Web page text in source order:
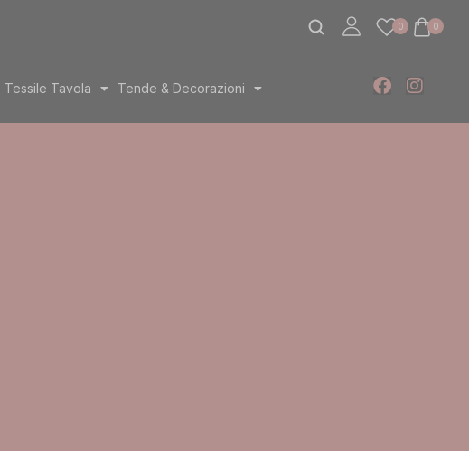
0 0
Tessile Tavola Tende & Decorazioni